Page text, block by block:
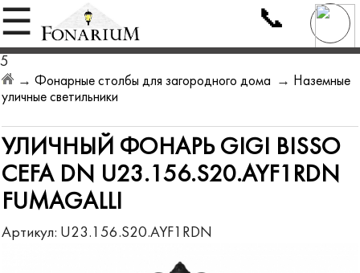
☰ 📞
5
→Фонарные столбы для загородного дома → Наземные
уличные светильники
УЛИЧНЫЙ ФОНАРЬ GIGI BISSO
CEFA DN U23.156.S20.AYF1RDN
FUMAGALLI
Артикул: U23.156.S20.AYF1RDN